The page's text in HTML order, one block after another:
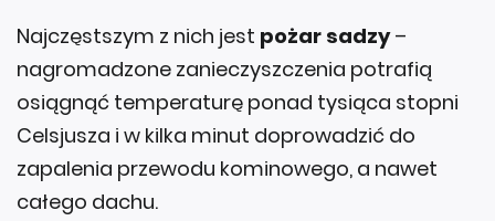
Najczęstszym z nich jest pożar sadzy–
nagromadzone zanieczyszczenia potrafią
osiągnąć temperaturę ponad tysiąca stopni
Celsjusza i w kilka minut doprowadzić do
zapalenia przewodu kominowego, a nawet
całego dachu.